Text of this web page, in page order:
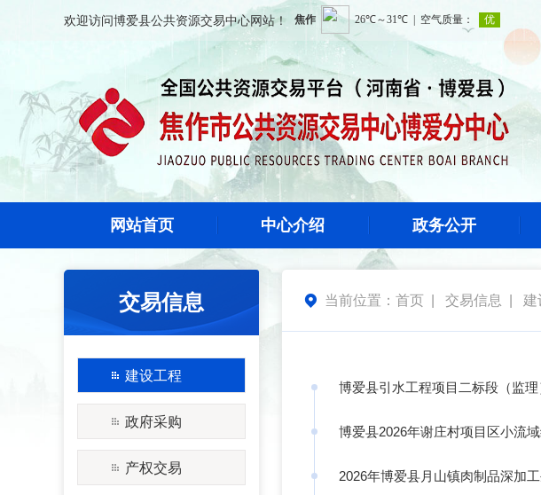
欢迎访问博爱县公共资源交易中心网站！
网站首页 中心介绍 政务公开
 当前位置： 首页 交易信息 建
博爱县引水工程项目二标段（监
博爱县2026年谢庄村项目区小流
2026年博爱县月山镇肉制品深加
交易信息
建设工程
政府采购
产权交易